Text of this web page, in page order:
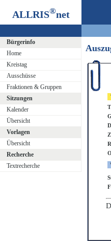
ALLRIS®net
Bürgerinfo
Home
Kreistag
Ausschüsse
Fraktionen & Gruppen
Sitzungen
Kalender
Übersicht
Vorlagen
Übersicht
Recherche
Textrecherche